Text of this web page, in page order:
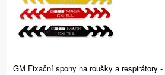
GM Fixační spony na roušky a respirátory -